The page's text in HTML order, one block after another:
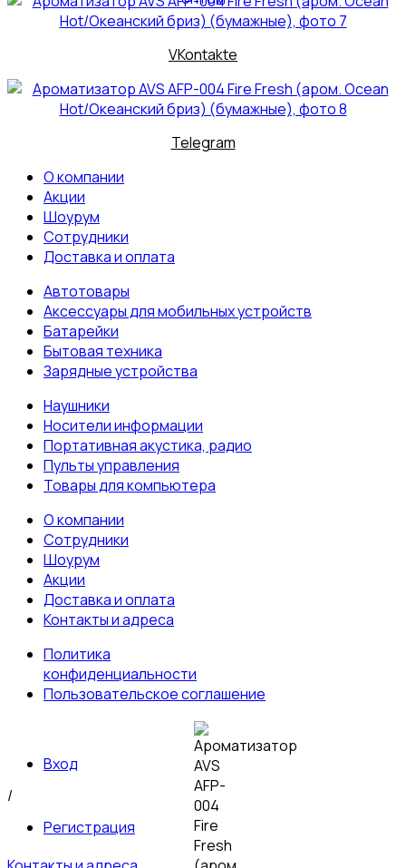
VKontakte
Telegram
О компании
Акции
Шоурум
Сотрудники
Доставка и оплата
Автотовары
Аксессуары для мобильных устройств
Батарейки
Бытовая техника
Зарядные устройства
Наушники
Носители информации
Портативная акустика, радио
Пульты управления
Товары для компьютера
О компании
Сотрудники
Шоурум
Акции
Доставка и оплата
Контакты и адреса
Политика
конфиденциальности
Пользовательское соглашение
Вход
/
Регистрация